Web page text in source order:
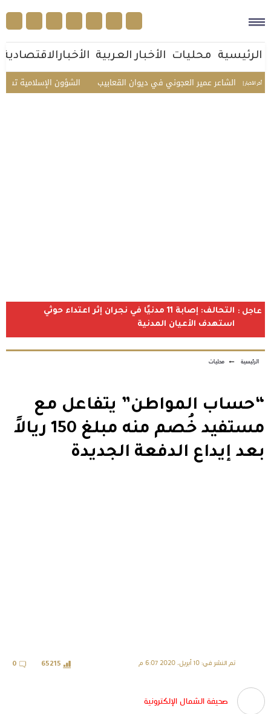
الرئيسية محليات الأخبار العربية الأخبارالاقتصادية
أخر الأخبار | الشؤون الإسلامية تستقبل الشاعر عمير العجوني في ديوان القعابيب
عاجل :
التحالف: إصابة 11 مدنيًا في نجران إثر اعتداء حوثي
استهدف الأعيان المدنية
الرئيسية ← محليات
“حساب المواطن” يتفاعل مع
مستفيد خُصم منه مبلغ 150 ريالاً
بعد إيداع الدفعة الجديدة
تم النشر في: 10 أبريل، 2020 6:07 م 65215
0
صحيفة الشمال الإلكترونية